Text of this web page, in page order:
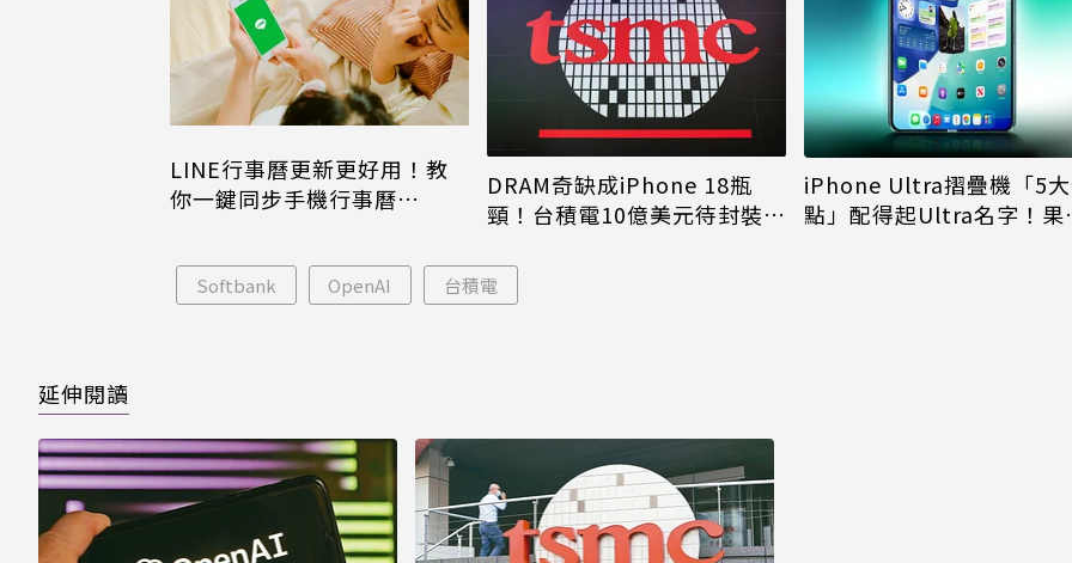
LINE行事曆更新更好用！教
你一鍵同步手機行事曆
DRAM奇缺成iPhone 18瓶
頸！台積電10億美元待封裝晶
iPhone Ultra摺疊機「5
點」配得起Ultra名字！果
Softbank OpenAI 台積電
延伸閱讀